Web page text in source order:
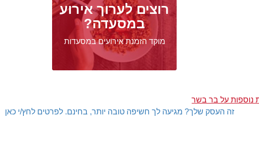
נוספות על בר בשר
רוצים לערוך אירוע
במסעדה?
מוקד הזמנת אירועים במסעדות
זה העסק שלך? מגיעה לך חשיפה טובה יותר, בחינם. לפרטים לחץ/י כאן